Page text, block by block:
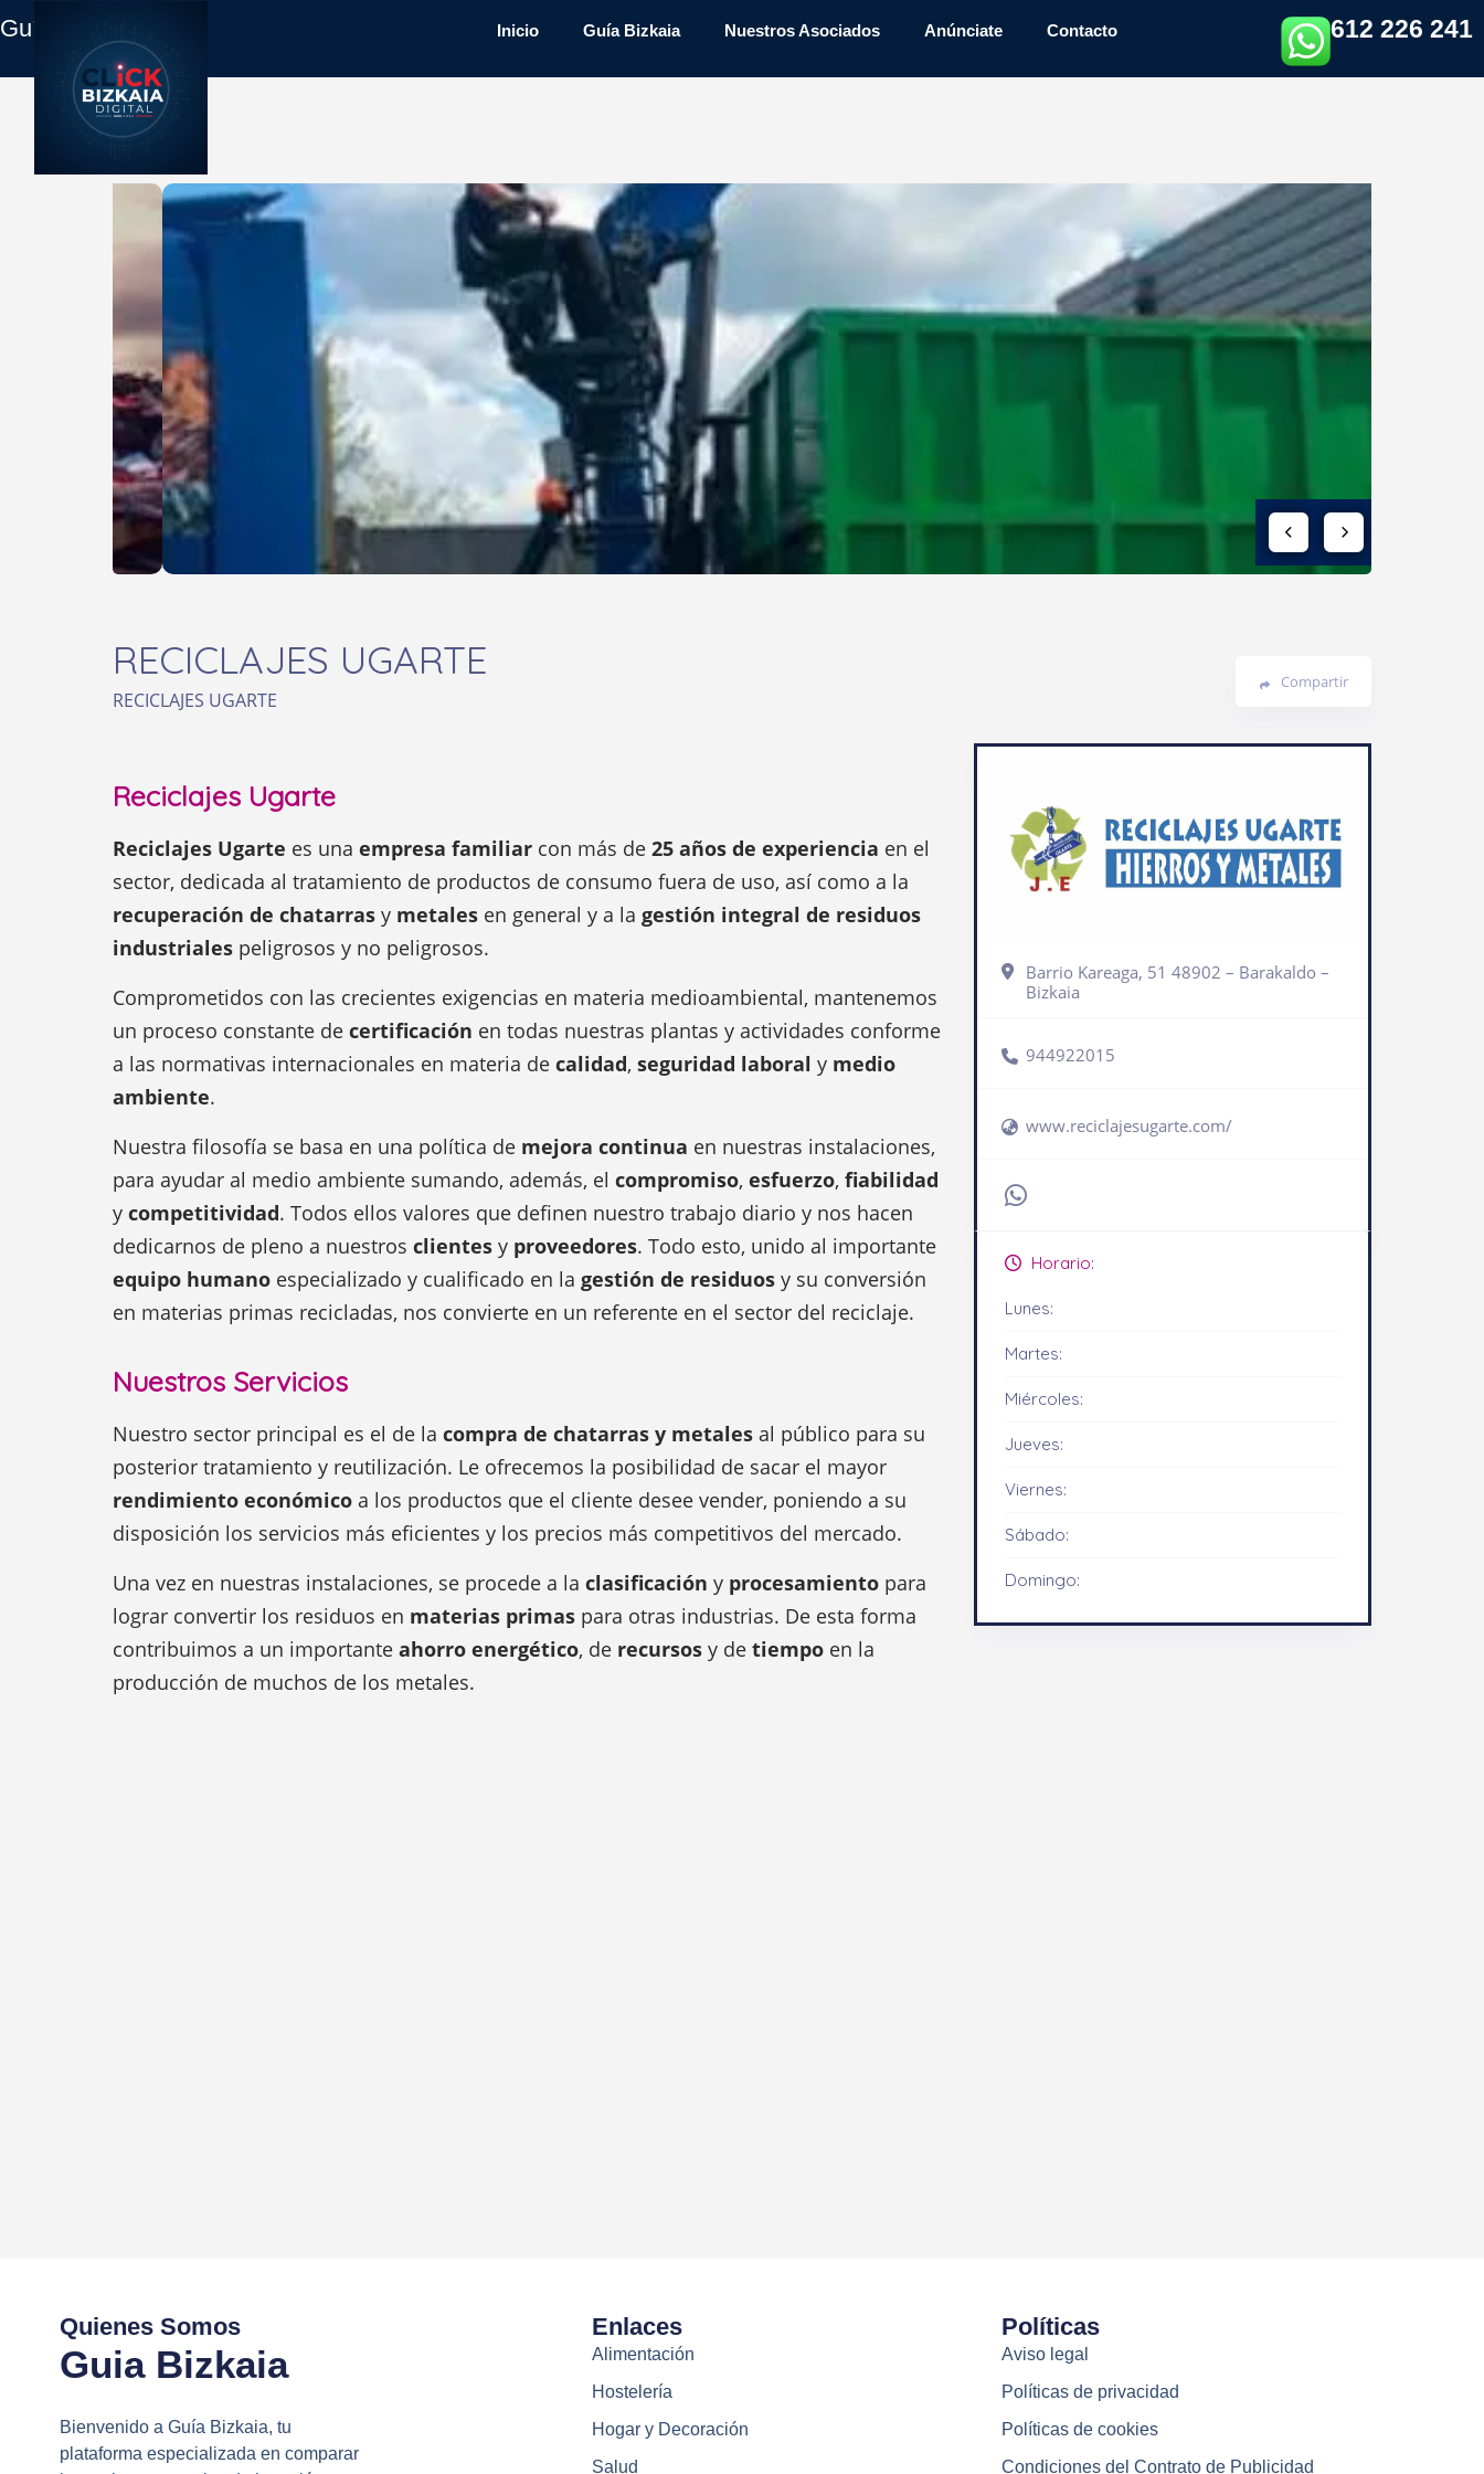
Guía Empresas Inicio Guía Bizkaia Nuestros Asociados Anúnciate Contacto 612 226 241
RECICLAJES UGARTE
RECICLAJES UGARTE
Compartir
Reciclajes Ugarte
Reciclajes Ugarte es una empresa familiar con más de 25 años de experiencia en el
sector, dedicada al tratamiento de productos de consumo fuera de uso, así como a la
recuperación de chatarras y metales en general y a la gestión integral de residuos
industriales peligrosos y no peligrosos.
Comprometidos con las crecientes exigencias en materia medioambiental, mantenemos
un proceso constante de certificación en todas nuestras plantas y actividades conforme
a las normativas internacionales en materia de calidad, seguridad laboral y medio
ambiente.
Nuestra filosofía se basa en una política de mejora continua en nuestras instalaciones,
para ayudar al medio ambiente sumando, además, el compromiso, esfuerzo, fiabilidad
y competitividad. Todos ellos valores que definen nuestro trabajo diario y nos hacen
dedicarnos de pleno a nuestros clientes y proveedores. Todo esto, unido al importante
equipo humano especializado y cualificado en la gestión de residuos y su conversión
en materias primas recicladas, nos convierte en un referente en el sector del reciclaje.
Nuestros Servicios
Nuestro sector principal es el de la compra de chatarras y metales al público para su
posterior tratamiento y reutilización. Le ofrecemos la posibilidad de sacar el mayor
rendimiento económico a los productos que el cliente desee vender, poniendo a su
disposición los servicios más eficientes y los precios más competitivos del mercado.
Una vez en nuestras instalaciones, se procede a la clasificación y procesamiento para
lograr convertir los residuos en materias primas para otras industrias. De esta forma
contribuimos a un importante ahorro energético, de recursos y de tiempo en la
producción de muchos de los metales.
Barrio Kareaga, 51 48902 – Barakaldo –
Bizkaia
944922015
www.reciclajesugarte.com/
Horario:
Lunes:
Martes:
Miércoles:
Jueves:
Viernes:
Sábado:
Domingo:
Quienes Somos
Guia Bizkaia
Bienvenido a Guía Bizkaia, tu
plataforma especializada en comparar
Enlaces
Alimentación
Hostelería
Hogar y Decoración
Salud
Políticas
Aviso legal
Políticas de privacidad
Políticas de cookies
Condiciones del Contrato de Publicidad